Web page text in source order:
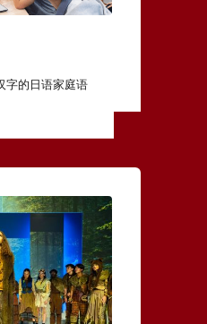
字的日语家庭语